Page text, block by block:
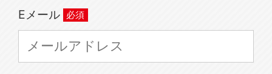
Eメール